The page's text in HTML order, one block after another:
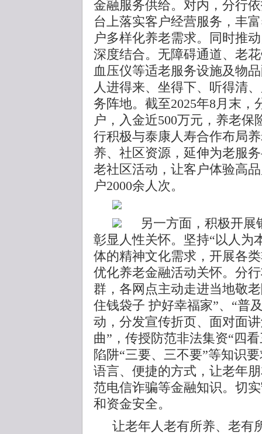
金融服务供给。对内，分行
台上落实客户经营服务，丰
户多样化养老需求。同时推
深度结合。无障碍通道、老
血压仪等适老服务设施及物
人进得来、坐得下、听得清
务阵地。截至2025年8月末，
户，入金近500万元，养老
行积极与泰康人寿合作布局
养、社区资源，延伸为老服
老社区活动，让客户体验高
户2000余人次。
另一方面，积极开
彰显人性关怀。坚持“以人为
体的精神文化需求，开展各
优化养老金融活动关怀。分
群，各网点主动走进当地敬
住钱袋子 护好幸福家”、“普
动，分发宣传折页、面对面
曲”，传授防范非法集资“四
陷阱“三要、三不要”等知识
语言、便捷的方式，让老年
范电信诈骗等金融知识。切
和资金安全。
让老年人老有所养、老有